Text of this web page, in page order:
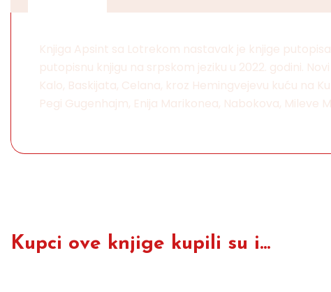
Knjiga Apsint sa Lotrekom nastavak je knjige
putopisnu knjigu na srpskom jeziku u 2022. godini.
Kalo, Baskijata, Celana, kroz Hemingvejevu kuću na
Pegi Gugenhajm, Enija Marikonea, Nabokova,
Kupci ove knjige kupili su i...